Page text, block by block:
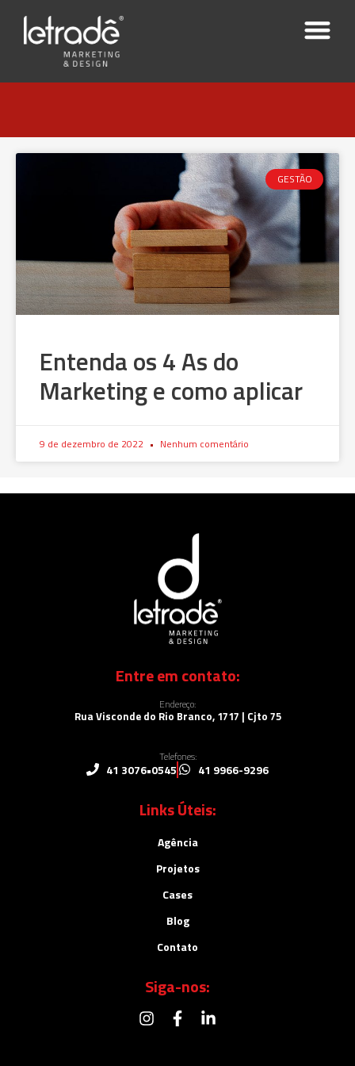
GESTÃO
Entenda os 4 As do
Marketing e como aplicar
9 de dezembro de 2022 Nenhum comentário
Entre em contato:
Endereço:
Rua Visconde do Rio Branco, 1717 | Cjto 75
Telefones:
41 3076•0545 41 9966-9296
Links Úteis:
Agência
Projetos
Cases
Blog
Contato
Siga-nos: